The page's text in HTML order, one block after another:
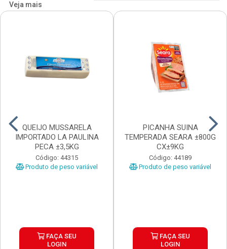
Veja mais
QUEIJO MUSSARELA
IMPORTADO LA PAULINA
PECA ±3,5KG
Código: 44315
Produto de peso variável
FAÇA SEU
LOGIN
PICANHA SUINA
TEMPERADA SEARA ±800G
CX±9KG
Código: 44189
Produto de peso variável
FAÇA SEU
LOGIN